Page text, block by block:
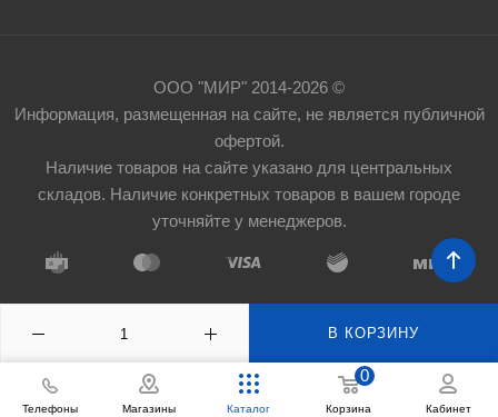
В КОРЗИНУ
ООО "МИР" 2014-2026 ©
Информация, размещенная на сайте, не является публичной
офертой.
Наличие товаров на сайте указано для центральных
складов. Наличие конкретных товаров в вашем городе
уточняйте у менеджеров.
Телефоны Магазины Каталог Корзина
0
Кабинет